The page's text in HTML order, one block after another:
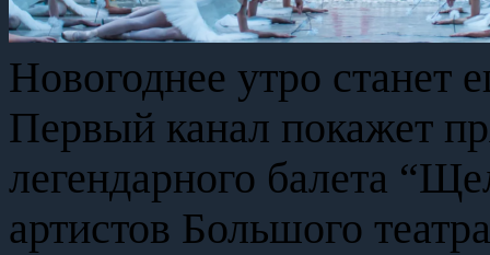
Новогоднее утро станет
Первый канал покажет
легендарного балета
артистов Большого